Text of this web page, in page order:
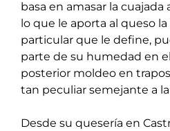
basa en amasar la
lo que le aporta al queso
particular que le define,
parte de su humedad en
posterior moldeo en
tan peculiar semejante a
Desde su quesería en